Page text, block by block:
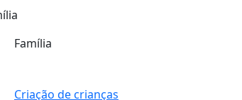
Família
Criação de crianças